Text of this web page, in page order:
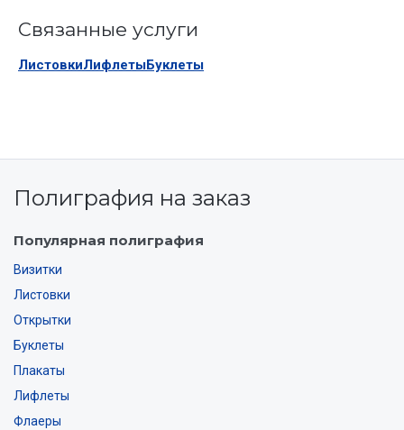
Связанные услуги
ЛистовкиЛифлетыБуклеты
Полиграфия на заказ
Популярная полиграфия
Визитки
Листовки
Открытки
Буклеты
Плакаты
Лифлеты
Флаеры